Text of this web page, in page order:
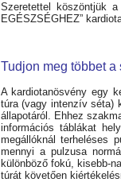
Szeretettel köszöntjük
EGÉSZSÉGHEZ”
Tudjon meg többet a
A kardiotanösvény egy
túra (vagy intenzív séta)
állapotáról. Ehhez
információs táblákat
megállóknál terheléses
mennyi a pulzusa
különböző fokú, kisebb-
túrát követően